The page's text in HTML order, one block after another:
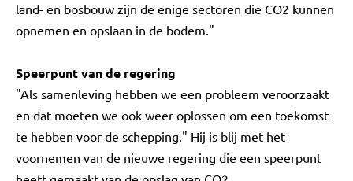
land- en bosbouw zijn de enige sectoren die CO2 kunnen
opnemen en opslaan in de bodem."
Speerpunt van de regering
"Als samenleving hebben we een probleem veroorzaakt
en dat moeten we ook weer oplossen om een toekomst
te hebben voor de schepping." Hij is blij met het
voornemen van de nieuwe regering die een speerpunt